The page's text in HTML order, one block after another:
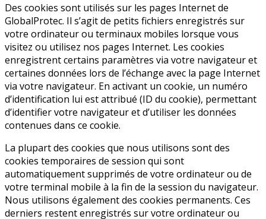
Des cookies sont utilisés sur les pages Internet de
GlobalProtec. Il s’agit de petits fichiers enregistrés sur
votre ordinateur ou terminaux mobiles lorsque vous
visitez ou utilisez nos pages Internet. Les cookies
enregistrent certains paramètres via votre navigateur et
certaines données lors de l’échange avec la page Internet
via votre navigateur. En activant un cookie, un numéro
d’identification lui est attribué (ID du cookie), permettant
d’identifier votre navigateur et d’utiliser les données
contenues dans ce cookie.
La plupart des cookies que nous utilisons sont des
cookies temporaires de session qui sont
automatiquement supprimés de votre ordinateur ou de
votre terminal mobile à la fin de la session du navigateur.
Nous utilisons également des cookies permanents. Ces
derniers restent enregistrés sur votre ordinateur ou